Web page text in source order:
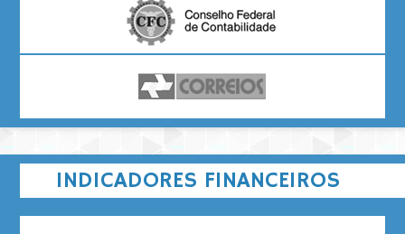
INDICADORES FINANCEIROS